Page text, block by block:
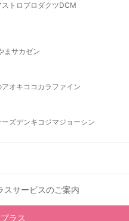
ストロプロダクツDCM
ま サカゼン
オキ ココカラファイン
ーズデンキコジマジョーシン
スサービスのご案内
ラス